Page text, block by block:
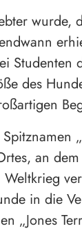
wurde,
des
an
in die
„Jones